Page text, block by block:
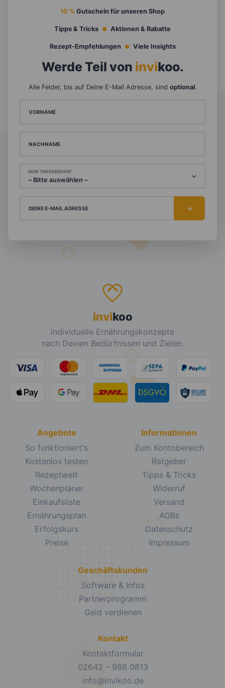
10 % Gutschein für unseren Shop
Tipps & Tricks Aktionen & Rabatte
Rezept-Empfehlungen Viele Insights
Werde Teil von invikoo.
Alle Felder, bis auf Deine E-Mail Adresse, sind optional.
VORNAME
NACHNAME
DEIN TAGESBEDARF
DEINE E-MAIL ADRESSE
invikoo
Individuelle Ernährungskonzepte
nach Deinen Bedürfnissen und Zielen.
Angebote
So funktioniert's
Kostenlos testen
Rezeptwelt
Wochenplaner
Einkaufsliste
Ernährungsplan
Erfolgskurs
Preise
Informationen
Zum Kontobereich
Ratgeber
Tipps & Tricks
Widerruf
Versand
AGBs
Datenschutz
Impressum
Geschäftskunden
Software & Infos
Partnerprogramm
Geld verdienen
Kontakt
Kontaktformular
02642 – 988 0813
info@invikoo.de